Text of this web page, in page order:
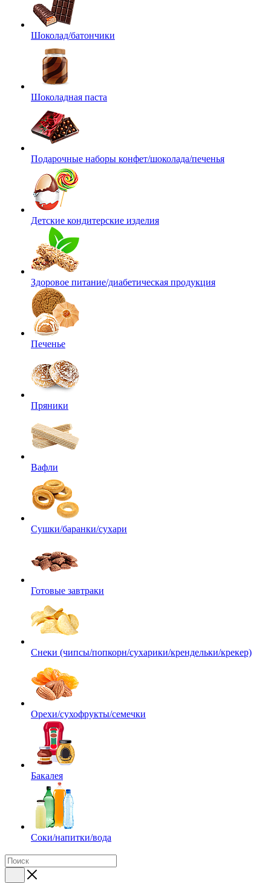
Шоколад/батончики
Шоколадная паста
Подарочные наборы конфет/шоколада/печенья
Детские кондитерские изделия
Здоровое питание/диабетическая продукция
Печенье
Пряники
Вафли
Сушки/баранки/сухари
Готовые завтраки
Снеки (чипсы/попкорн/сухарики/крендельки/крекер)
Орехи/сухофрукты/семечки
Бакалея
Соки/напитки/вода